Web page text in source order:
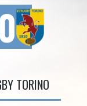
TORINO